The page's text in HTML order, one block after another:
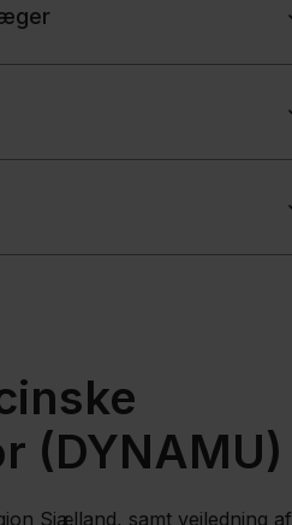
(DYNAMU)
Sjælland, samt vejledning af